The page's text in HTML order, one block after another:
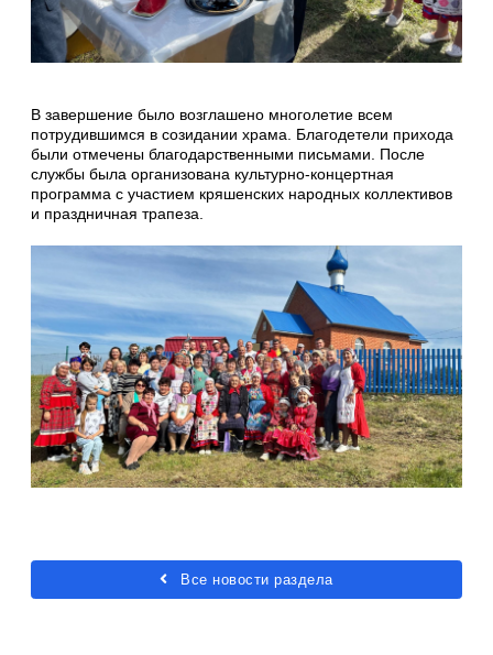
В завершение было возглашено многолетие всем
потрудившимся в созидании храма. Благодетели прихода
были отмечены благодарственными письмами. После
службы была организована культурно-концертная
программа с участием кряшенских народных коллективов
и праздничная трапеза.
Все новости раздела